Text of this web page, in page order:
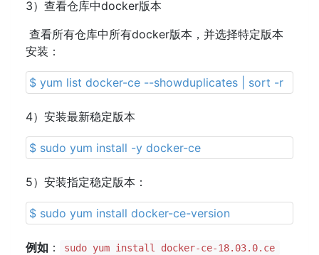
3）查看仓库中docker版本
查看所有仓库中所有docker版本，并选择特定版本
安装：
$ yum list docker-ce --showduplicates | sort -r
4）安装最新稳定版本
$ sudo yum install -y docker-ce
5）安装指定稳定版本：
$ sudo yum install docker-ce-version
例如 ： sudo yum install docker-ce-18.03.0.ce